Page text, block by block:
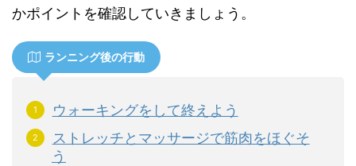
かポイントを確認していきましょう。
ランニング後の行動
ウォーキングをして終えよう
ストレッチとマッサージで筋肉をほぐそ
う